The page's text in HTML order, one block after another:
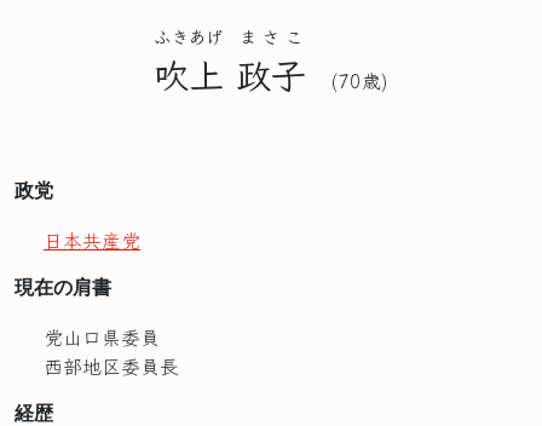
吹上
ふきあげ
政子
まさこ
(70歳)
政党
日本共産党
現在の肩書
党山口県委員
西部地区委員長
経歴